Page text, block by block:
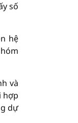
số
hệ
và
hợp
dự